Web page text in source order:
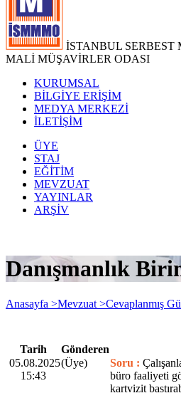
İSTANBUL SERBEST
MALİ MÜŞAVİRLER ODASI
KURUMSAL
BİLGİYE ERİŞİM
MEDYA MERKEZİ
İLETİŞİM
ÜYE
STAJ
EĞİTİM
MEVZUAT
YAYINLAR
ARŞİV
Danışmanlık
Anasayfa >Mevzuat >Cevaplanmış
Tarih
Gönderen
05.08.2025
15:43
(Üye) Soru :
büro faaliyeti
kartvizit